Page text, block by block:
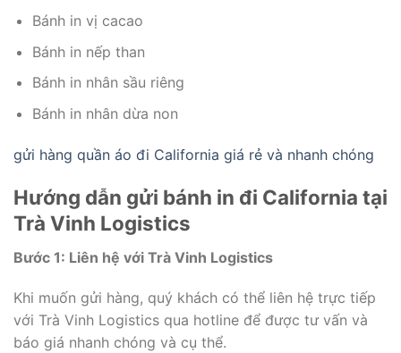
Bánh in vị cacao
Bánh in nếp than
Bánh in nhân sầu riêng
Bánh in nhân dừa non
gửi hàng quần áo đi California giá rẻ và nhanh chóng
Hướng dẫn gửi bánh in đi California tại
Trà Vinh Logistics
Bước 1: Liên hệ với Trà Vinh Logistics
Khi muốn gửi hàng, quý khách có thể liên hệ trực tiếp
với Trà Vinh Logistics qua hotline để được tư vấn và
báo giá nhanh chóng và cụ thể.